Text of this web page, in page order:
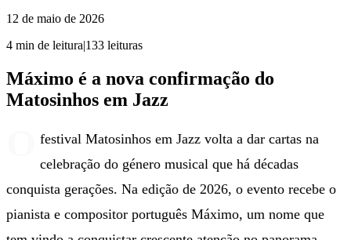
12 de maio de 2026
4 min de leitura|133 leituras
Máximo é a nova confirmação do
Matosinhos em Jazz
festival Matosinhos em Jazz volta a dar cartas na
celebração do género musical que há décadas
conquista gerações. Na edição de 2026, o evento recebe o
pianista e compositor português Máximo, um nome que